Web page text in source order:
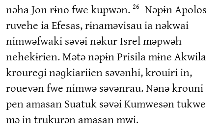
nəha Jon rɨno fwe kupwən. 26
Nəpɨn Apolos
ruvehe ia Efesas, rɨnaməvisau ia nəkwai
nimwəfwaki səvəi nəkur Isrel məpwəh
nehekɨrien. Mətə nəpɨn Prisila mɨne Akwila
kroureɡi nəɡkiariien səvənhi, krouiri in,
rouevən fwe nimwə səvənrau. Nənə krouni
pen amasan Suatuk səvəi Kumwesən tukwe
mə in trukurən amasan mwi.